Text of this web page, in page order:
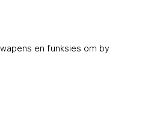
en funksies om by